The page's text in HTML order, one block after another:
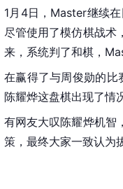
1月4日，Master继续
尽管使用了模仿棋战术
来，系统判了和棋，
在赢得了与周俊勋的
陈耀烨这盘棋出现了情
有网友大叹陈耀烨机智
策，最终大家一致认为